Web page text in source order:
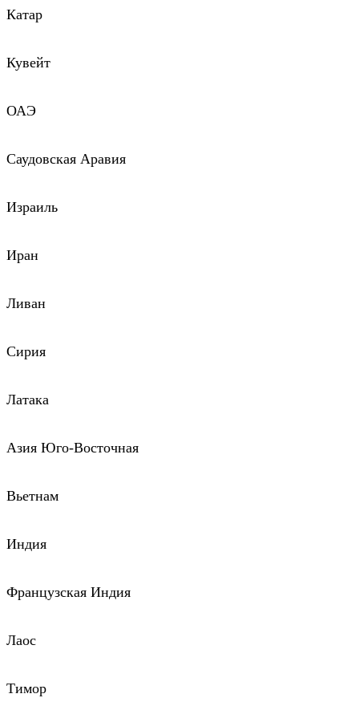
Катар
Кувейт
ОАЭ
Саудовская Аравия
Израиль
Иран
Ливан
Сирия
Латака
Азия Юго-Восточная
Вьетнам
Индия
Французская Индия
Лаос
Тимор